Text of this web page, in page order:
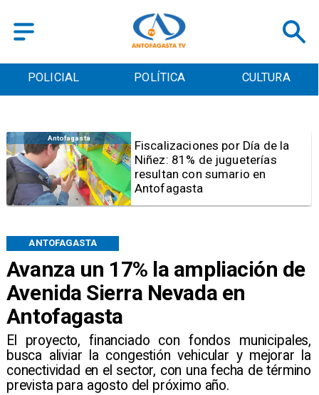
POLICIAL POLÍTICA CULTURA
Avanza un 17% la ampliación de
Avenida Sierra Nevada en
Antofagasta
El proyecto, financiado con fondos municipales,
busca aliviar la congestión vehicular y mejorar la
conectividad en el sector, con una fecha de término
prevista para agosto del próximo año.
ANTOFAGASTA
Antofagasta
Tribunal frena opción de pena
mixta para Karen Rojo por ahora